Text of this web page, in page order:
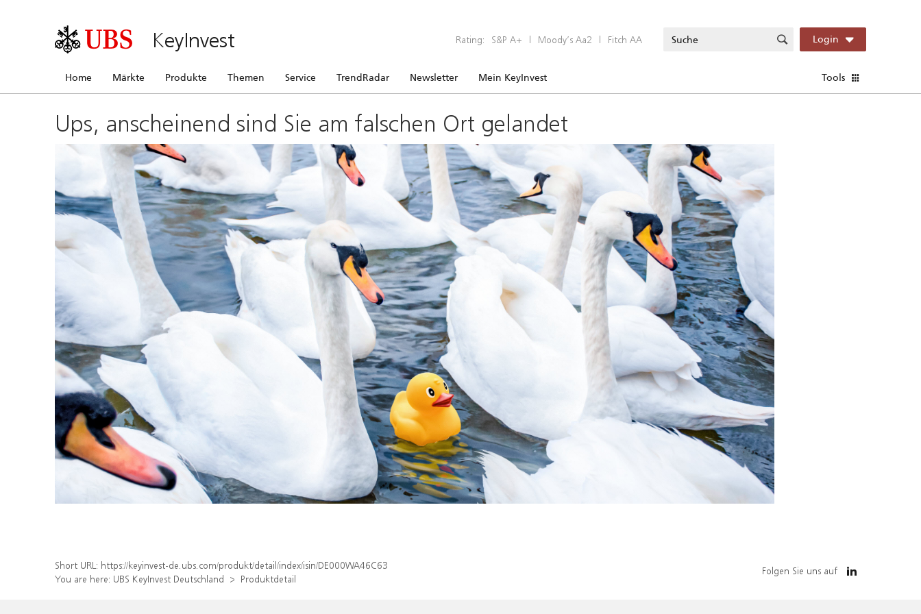
KeyInvest Rating: S&P A+ | Moody’s Aa2 | Fitch AA Login
Home Märkte Produkte Themen Service TrendRadar Newsletter Mein KeyInvest Tools
Ups, anscheinend sind Sie am falschen Ort gelandet
Short URL: https://keyinvest-de.ubs.com/produkt/detail/index/isin/DE000WA46C63
You are here: UBS KeyInvest Deutschland Produktdetail
Folgen Sie uns auf